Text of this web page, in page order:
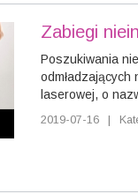
Zabiegi
Poszukiwania
odmładzających
laserowej, o
2019-07-16 |